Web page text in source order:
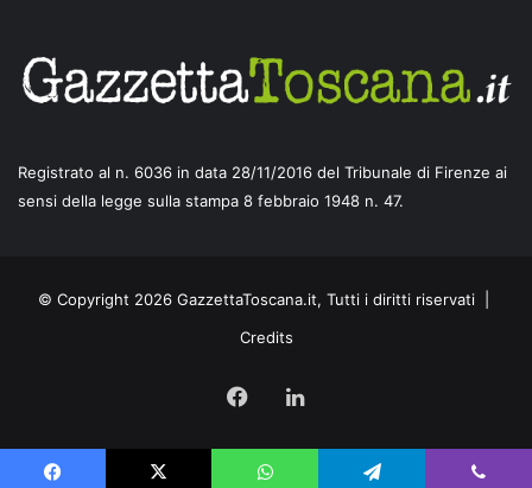
Registrato al n. 6036 in data 28/11/2016 del Tribunale di Firenze ai
sensi della legge sulla stampa 8 febbraio 1948 n. 47.
© Copyright 2026 GazzettaToscana.it, Tutti i diritti riservati |
Credits
FacebookLinkedIn